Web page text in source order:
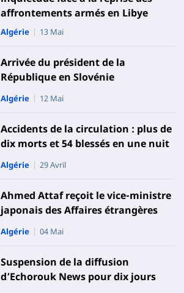
affrontements armés en Libye
Algérie 13 Mai
Arrivée du président de la
République en Slovénie
Algérie 12 Mai
Accidents de la circulation : plus de
dix morts et 54 blessés en une nuit
Algérie 29 Avril
Ahmed Attaf reçoit le vice-ministre
japonais des Affaires étrangères
Algérie 04 Mai
Suspension de la diffusion
d’Echorouk News pour dix jours